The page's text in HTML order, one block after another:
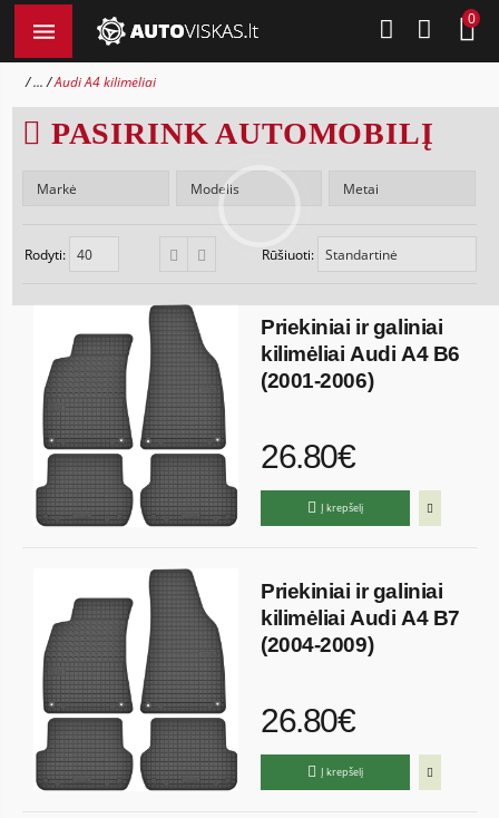
0
... Audi A4 kilimėliai
PASIRINK AUTOMOBILĮ
Rūšiuoti:
Rodyti:
Priekiniai ir galiniai
kilimėliai Audi A4 B6
(2001-2006)
26.80€
Į krepšelį
Priekiniai ir galiniai
kilimėliai Audi A4 B7
(2004-2009)
26.80€
Į krepšelį